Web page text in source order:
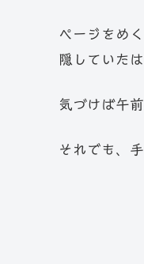
ページをめ
隠していた
気づけば午
それでも、